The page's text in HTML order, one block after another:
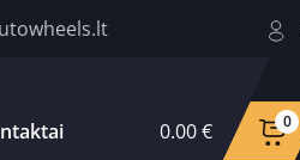
0.00 € 0